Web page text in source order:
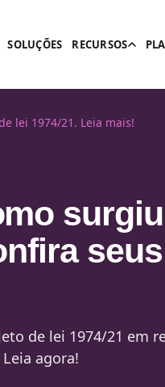
SOLUÇÕES RECURSOS
lei 1974/21. Leia mais!
seus
de lei 1974/21 em
agora!